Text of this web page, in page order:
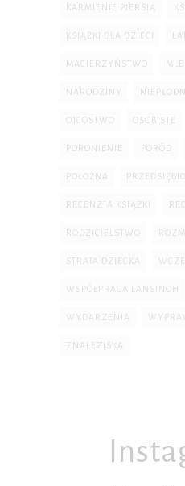
KARMIENIE PIERSIĄ
KSIĄŻKI DLA DZIECI
MACIERZYŃSTWO
NARODZINY
OJCOSTWO OSOBISTE
PORONIENIE PORÓD
POŁOŻNA
RECENZJA KSIĄŻKI
RODZICIELSTWO
STRATA DZIECKA
WSPÓŁPRACA LANSINOH
WYDARZENIA
ZNALEZISKA